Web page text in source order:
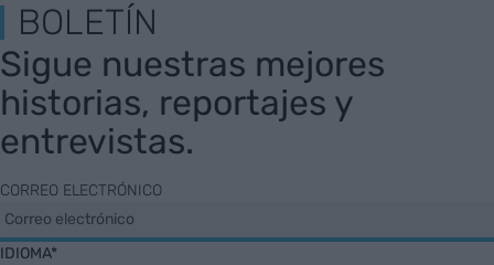
BOLETÍN
Sigue nuestras mejores
historias, reportajes y
entrevistas.
CORREO ELECTRÓNICO
IDIOMA*